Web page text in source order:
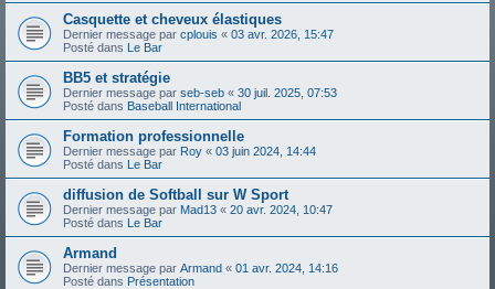
Casquette et cheveux élastiques
Dernier message par cplouis « 03 avr. 2026, 15:47
Posté dans Le Bar
BB5 et stratégie
Dernier message par seb-seb « 30 juil. 2025, 07:53
Posté dans Baseball International
Formation professionnelle
Dernier message par Roy « 03 juin 2024, 14:44
Posté dans Le Bar
diffusion de Softball sur W Sport
Dernier message par Mad13 « 20 avr. 2024, 10:47
Posté dans Le Bar
Armand
Dernier message par Armand « 01 avr. 2024, 14:16
Posté dans Présentation